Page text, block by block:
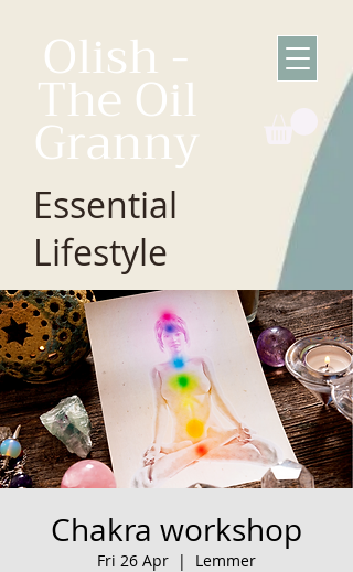
Olish -
The Oil
Granny
Essential
Lifestyle
Chakra workshop
Fri 26 Apr
  |
Lemmer